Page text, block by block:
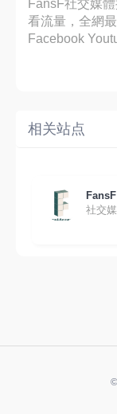
FansF社交媒
看流量，全網
Facebook
相关站点
社交